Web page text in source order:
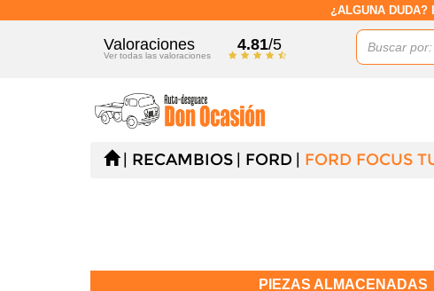
¿ALGUNA DUDA?
Valoraciones
Ver todas las valoraciones
4.81/5
RECAMBIOS FORD FORD FOCUS
PIEZAS ALMACENADAS